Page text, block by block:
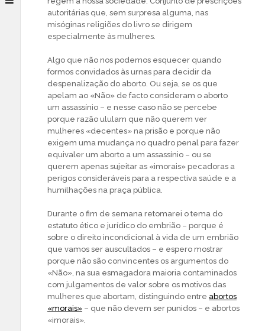
autoritárias que, sem surpresa alguma, nas
misóginas religiões do livro se dirigem
especialmente às mulheres.
Algo que não nos podemos esquecer quando
formos convidados às urnas para decidir da
despenalização do aborto. Ou seja, se os que
apelam ao «Não» de facto consideram o aborto
um assassínio – e nesse caso não se percebe
porque razão ululam que não querem ver
mulheres «decentes» na prisão e porque não
exigem uma mudança no quadro penal para fazer
equivaler um aborto a um assassínio – ou se
querem apenas sujeitar as «imorais» pecadoras a
perigos consideráveis para a respectiva saúde e a
humilhações na praça pública.
Durante o fim de semana retomarei o tema do
estatuto ético e jurídico do embrião – porque é
sobre o direito incondicional à vida de um embrião
que vamos ser auscultados – e espero mostrar
porque não são convincentes os argumentos do
«Não», na sua esmagadora maioria contaminados
com julgamentos de valor sobre os motivos das
mulheres que abortam, distinguindo entre abortos
«morais» – que não devem ser punidos – e abortos
«imorais».